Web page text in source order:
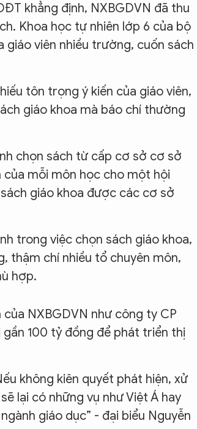
khẳng định, NXBGDVN đã thu
Khoa học tự nhiên lớp 6 của bộ
viên nhiều trường, cuốn sách
tôn trọng ý kiến của giáo viên,
giáo khoa mà báo chí thường
chọn sách từ cấp cơ sở cơ sở
mỗi môn học cho một hội
giáo khoa được các cơ sở
trong việc chọn sách giáo khoa,
thậm chí nhiều tổ chuyên môn,
hợp.
NXBGDVN như công ty CP
100 tỷ đồng để phát triển thị
không kiên quyết phát hiện, xử
lại có những vụ như Việt Á hay
giáo dục” - đại biểu Nguyễn